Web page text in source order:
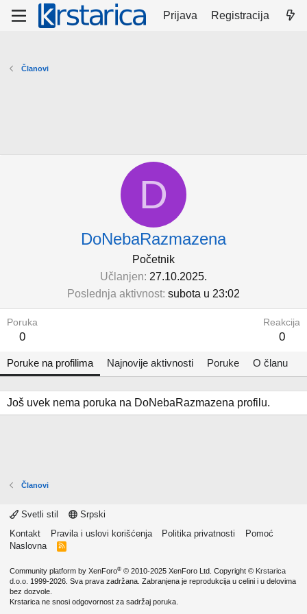
Prijava Registracija
Članovi
D
DoNebaRazmazena
Početnik
Učlanjen 27.10.2025.
Poslednja aktivnost subota u 23:02
Poruka
0
Reakcija
0
Poruke na profilima Najnovije aktivnosti Poruke O članu
Još uvek nema poruka na DoNebaRazmazena profilu.
Članovi
Svetli stil
Srpski
Kontakt
Pravila i uslovi korišćenja Politika privatnosti
Pomoć
Naslovna
R
Community platform by XenForo® © 2010-2025 XenForo Ltd. Copyright © Krstarica
d.o.o. 1999-2026. Sva prava zadržana. Zabranjena je reprodukcija u celini i u delovima
bez dozvole.
Krstarica ne snosi odgovornost za sadržaj poruka.